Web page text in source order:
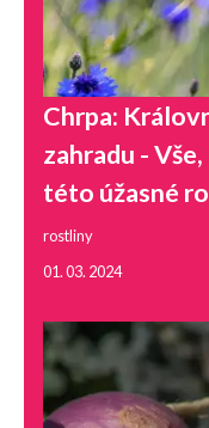
Chrpa:
zahradu -
této úžasné
rostliny
01. 03. 2024